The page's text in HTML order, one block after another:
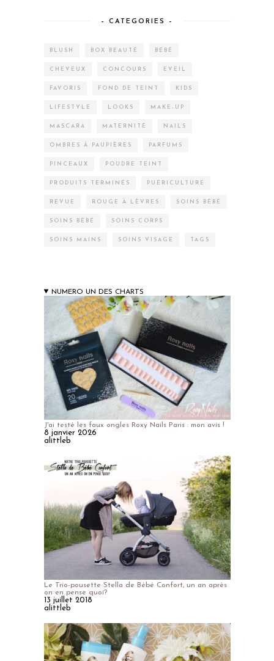
– CATEGORIES –
BLUSH BOX BEAUTÉ BÉBÉ
CHEVEUX CONCOURS EVEIL
FAVORIS FOND DE TEINT KIDS
LIFESTYLE LOOKS MAKE-UP
MASCARA MATERNITÉ NAILS
OMBRES À PAUPIÈRES PARFUMS
PINCEAUX POUDRE TEINT
PRODUITS TERMINÉS PUÉRICULTURE
REVUE ROUGE À LÈVRES SOINS BÉBÉ
SOINS BÉBÉ SOINS CORPS
SOINS MAINS SOINS VISAGE TAGS
NUMERO UN DES CHARTS
J'ai testé les faux ongles Roxy Nails Paris : mon avis !
8 janvier 2026
alittleb
Le Trio-pousette Stella de Bébé Confort, un an après
on en pense quoi?
13 juillet 2018
alittleb